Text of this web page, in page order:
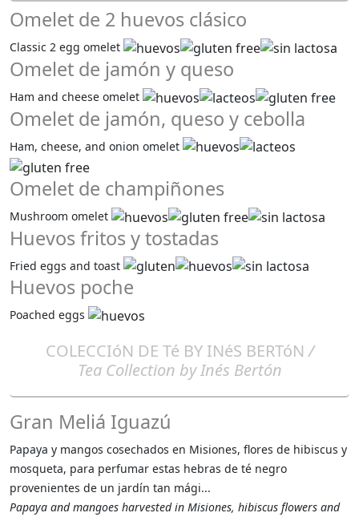
Omelet de 2 huevos clásico
Classic 2 egg omelet
Omelet de jamón y queso
Ham and cheese omelet
Omelet de jamón, queso y cebolla
Ham, cheese, and onion omelet
Omelet de champiñones
Mushroom omelet
Huevos fritos y tostadas
Fried eggs and toast
Huevos poche
Poached eggs
COLECCIóN DE Té BY INéS BERTóN /
Tea Collection by Inés Bertón
Gran Meliá Iguazú
Papaya y mangos cosechados en Misiones, flores de hibiscus y
mosqueta, para perfumar estas hebras de té negro
provenientes de un jardín tan mági...
Papaya and mangoes harvested in Misiones, hibiscus flowers and